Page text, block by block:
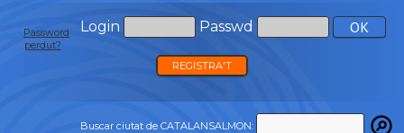
Login Passwd
Password
perdut?
REGISTRA'T
Buscar ciutat de CATALANSALMON: